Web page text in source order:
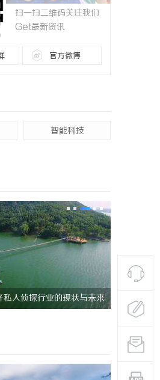
扫一扫二维码关注我们
Get最新资讯
官方微博
智能科技
私人侦探行业的现状与未来 揭秘成都